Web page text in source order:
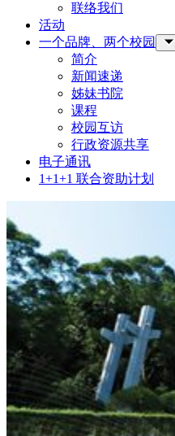
联络我们
活动
一个品牌、两个校园
简介
新闻速递
姊妹书院
课程
校园互访
行政资源共享
电子通讯
1+1+1 联合资助计划